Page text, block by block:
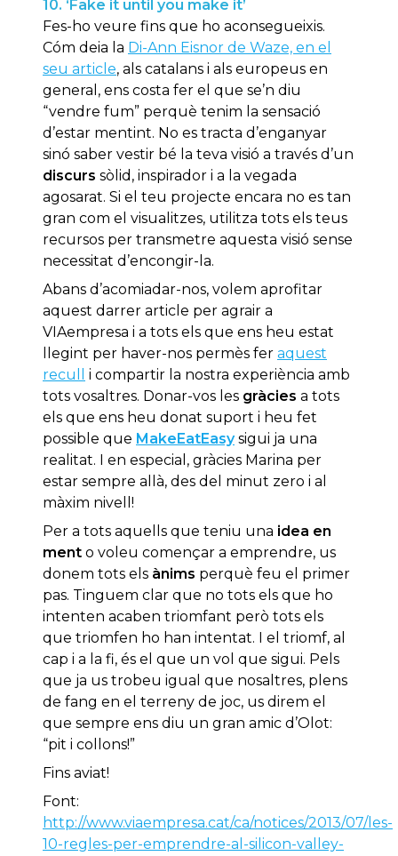
10. ‘Fake it until you make it’
Fes-ho veure fins que ho aconsegueixis.
Cóm deia la Di-Ann Eisnor de Waze, en el
seu article, als catalans i als europeus en
general, ens costa fer el que se’n diu
“vendre fum” perquè tenim la sensació
d’estar mentint. No es tracta d’enganyar
sinó saber vestir bé la teva visió a través d’un
discurs sòlid, inspirador i a la vegada
agosarat. Si el teu projecte encara no es tan
gran com el visualitzes, utilitza tots els teus
recursos per transmetre aquesta visió sense
necessitat d’encongir-la.
Abans d’acomiadar-nos, volem aprofitar
aquest darrer article per agrair a
VIAempresa i a tots els que ens heu estat
llegint per haver-nos permès fer aquest
recull
i compartir la nostra experiència amb
tots vosaltres. Donar-vos les gràcies a tots
els que ens heu donat suport i heu fet
possible que MakeEatEasysigui ja una
realitat. I en especial, gràcies Marina per
estar sempre allà, des del minut zero i al
màxim nivell!
Per a tots aquells que teniu una idea en
ment o voleu començar a emprendre, us
donem tots els ànims perquè feu el primer
pas. Tinguem clar que no tots els que ho
intenten acaben triomfant però tots els
que triomfen ho han intentat. I el triomf, al
cap i a la fi, és el que un vol que sigui. Pels
que ja us trobeu igual que nosaltres, plens
de fang en el terreny de joc, us direm el
que sempre ens diu un gran amic d’Olot:
“pit i collons!”
Fins aviat!
Font:
http://www.viaempresa.cat/ca/notices/2013/07/les-
10-regles-per-emprendre-al-silicon-valley-